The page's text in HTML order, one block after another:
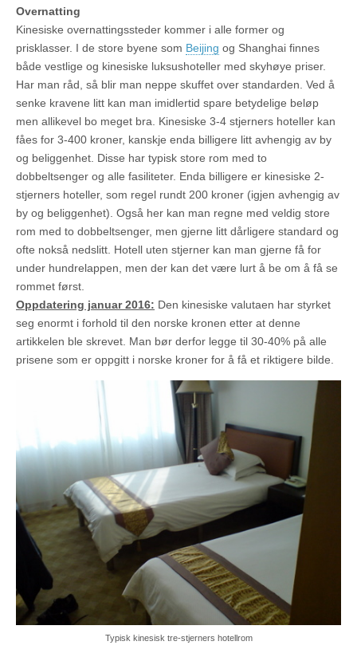
Overnatting
Kinesiske overnattingssteder kommer i alle former og
prisklasser. I de store byene som Beijing og Shanghai finnes
både vestlige og kinesiske luksushoteller med skyhøye priser.
Har man råd, så blir man neppe skuffet over standarden. Ved å
senke kravene litt kan man imidlertid spare betydelige beløp
men allikevel bo meget bra. Kinesiske 3-4 stjerners hoteller kan
fåes for 3-400 kroner, kanskje enda billigere litt avhengig av by
og beliggenhet. Disse har typisk store rom med to
dobbeltsenger og alle fasiliteter. Enda billigere er kinesiske 2-
stjerners hoteller, som regel rundt 200 kroner (igjen avhengig av
by og beliggenhet). Også her kan man regne med veldig store
rom med to dobbeltsenger, men gjerne litt dårligere standard og
ofte nokså nedslitt. Hotell uten stjerner kan man gjerne få for
under hundrelappen, men der kan det være lurt å be om å få se
rommet først.
Oppdatering januar 2016: Den kinesiske valutaen har styrket
seg enormt i forhold til den norske kronen etter at denne
artikkelen ble skrevet. Man bør derfor legge til 30-40% på alle
prisene som er oppgitt i norske kroner for å få et riktigere bilde.
Typisk kinesisk tre-stjerners hotellrom